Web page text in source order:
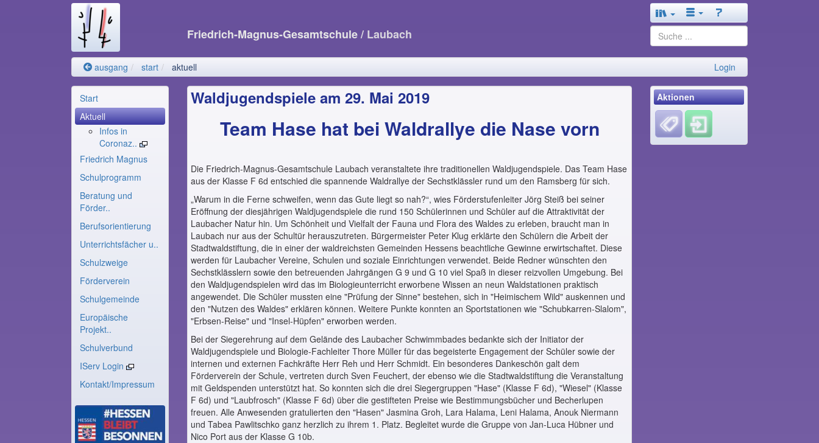
Friedrich-Magnus-Gesamtschule/ Laubach
ausgang start aktuell Login
Start
Aktuell
Infos in
Coronaz..
Friedrich Magnus
Schulprogramm
Beratung und
Förder..
Berufsorientierung
Unterrichtsfächer u..
Schulzweige
Förderverein
Schulgemeinde
Europäische
Projekt..
Schulverbund
IServ Login
Kontakt/Impressum
Waldjugendspiele am 29. Mai 2019
Team Hase hat bei Waldrallye die Nase vorn
Die Friedrich-Magnus-Gesamtschule Laubach veranstaltete ihre traditionellen Waldjugendspiele. Das Team Hase
aus der Klasse F 6d entschied die spannende Waldrallye der Sechstklässler rund um den Ramsberg für sich.
„Warum in die Ferne schweifen, wenn das Gute liegt so nah?“, wies Förderstufenleiter Jörg Steiß bei seiner
Eröffnung der diesjährigen Waldjugendspiele die rund 150 Schülerinnen und Schüler auf die Attraktivität der
Laubacher Natur hin. Um Schönheit und Vielfalt der Fauna und Flora des Waldes zu erleben, braucht man in
Laubach nur aus der Schultür herauszutreten. Bürgermeister Peter Klug erklärte den Schülern die Arbeit der
Stadtwaldstiftung, die in einer der waldreichsten Gemeinden Hessens beachtliche Gewinne erwirtschaftet. Diese
werden für Laubacher Vereine, Schulen und soziale Einrichtungen verwendet. Beide Redner wünschten den
Sechstklässlern sowie den betreuenden Jahrgängen G 9 und G 10 viel Spaß in dieser reizvollen Umgebung. Bei
den Waldjugendspielen wird das im Biologieunterricht erworbene Wissen an neun Waldstationen praktisch
angewendet. Die Schüler mussten eine "Prüfung der Sinne" bestehen, sich in "Heimischem Wild" auskennen und
den "Nutzen des Waldes" erklären können. Weitere Punkte konnten an Sportstationen wie "Schubkarren-Slalom",
"Erbsen-Reise" und "Insel-Hüpfen" erworben werden.
Bei der Siegerehrung auf dem Gelände des Laubacher Schwimmbades bedankte sich der Initiator der
Waldjugendspiele und Biologie-Fachleiter Thore Müller für das begeisterte Engagement der Schüler sowie der
internen und externen Fachkräfte Herr Reh und Herr Schmidt. Ein besonderes Dankeschön galt dem
Förderverein der Schule, vertreten durch Sven Feuchert, der ebenso wie die Stadtwaldstiftung die Veranstaltung
mit Geldspenden unterstützt hat. So konnten sich die drei Siegergruppen "Hase" (Klasse F 6d), "Wiesel" (Klasse
F 6d) und "Laubfrosch" (Klasse F 6d) über die gestifteten Preise wie Bestimmungsbücher und Becherlupen
freuen. Alle Anwesenden gratulierten den "Hasen" Jasmina Groh, Lara Halama, Leni Halama, Anouk Niermann
und Tabea Pawlitschko ganz herzlich zu ihrem 1. Platz. Begleitet wurde die Gruppe von Jan-Luca Hübner und
Nico Port aus der Klasse G 10b.
Aktionen